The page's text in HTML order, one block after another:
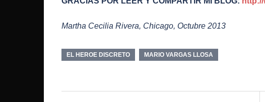
Martha Cecilia Rivera, Chicago, Octubre 2013
EL HEROE DISCRETO MARIO VARGAS LLOSA